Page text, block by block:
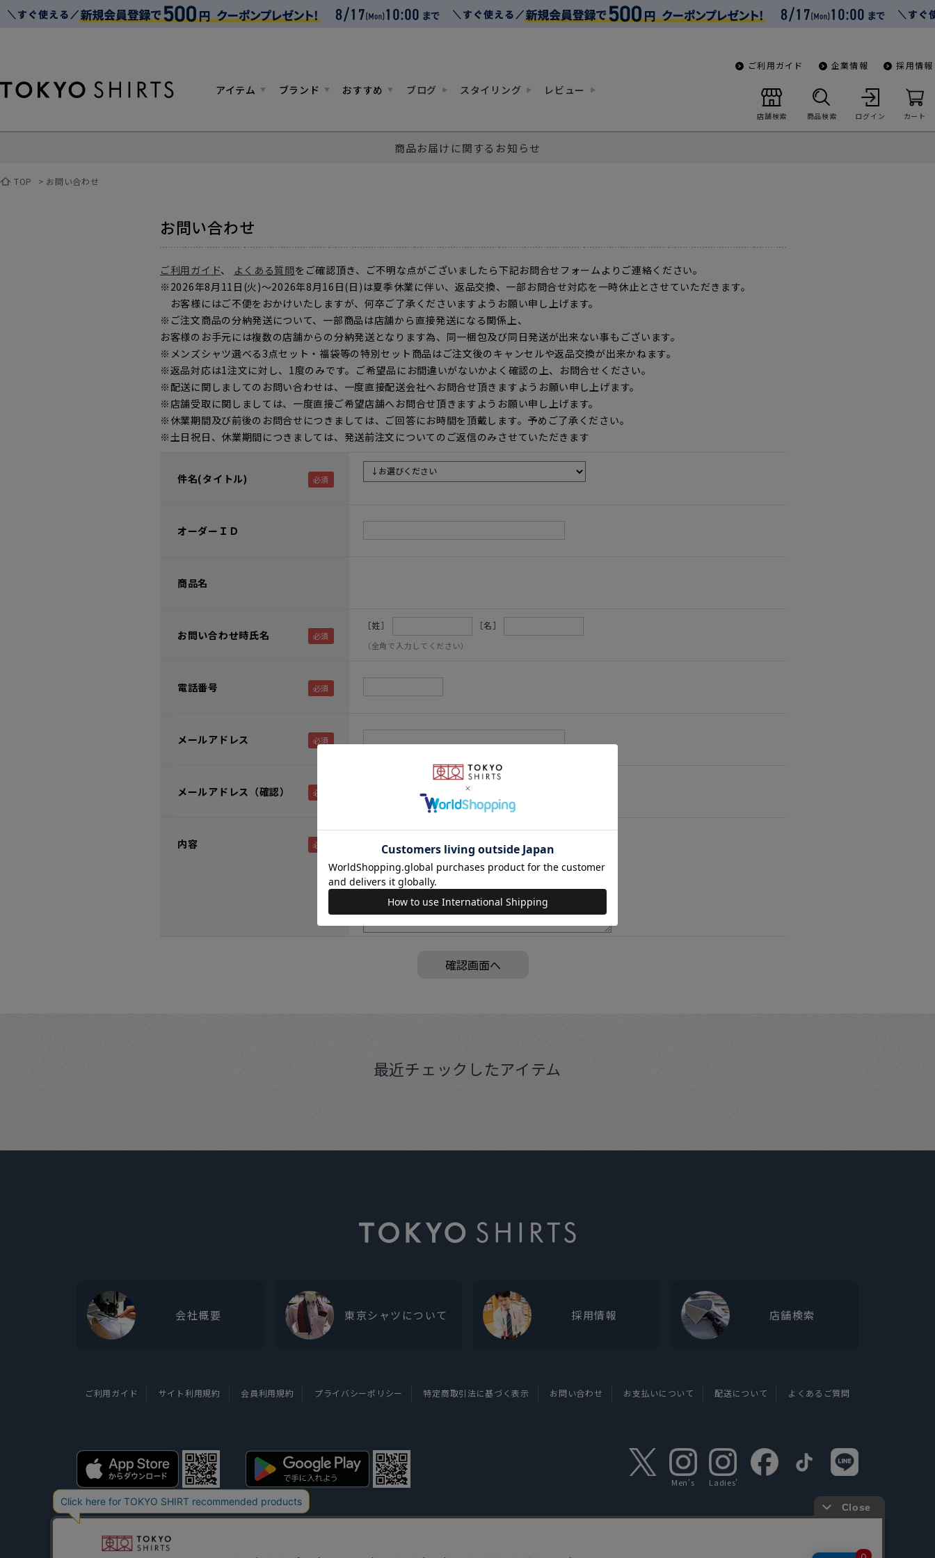
アイテム ブランド おすすめ ブログ スタイリング レビュー
ご利用ガイド 企業情報 採用情報
店舗検索 商品検索 ログイン カート
商品お届けに関するお知らせ
TOP > お問い合わせ
お問い合わせ
ご利用ガイド、 よくある質問をご確認頂き、ご不明な点がございましたら下記お問合せフォームよりご連絡ください。
※2026年8月11日(火)～2026年8月16日(日)は夏季休業に伴い、返品交換、一部お問合せ対応を一時休止とさせていただきます。
お客様にはご不便をおかけいたしますが、何卒ご了承くださいますようお願い申し上げます。
※ご注文商品の分納発送について、一部商品は店舗から直接発送になる関係上、
お客様のお手元には複数の店舗からの分納発送となります為、同一梱包及び同日発送が出来ない事もございます。
※メンズシャツ選べる3点セット・福袋等の特別セット商品はご注文後のキャンセルや返品交換が出来かねます。
※返品対応は1注文に対し、1度のみです。ご希望品にお間違いがないかよく確認の上、お問合せください。
※配送に関しましてのお問い合わせは、一度直接配送会社へお問合せ頂きますようお願い申し上げます。
※店舗受取に関しましては、一度直接ご希望店舗へお問合せ頂きますようお願い申し上げます。
※休業期間及び前後のお問合せにつきましては、ご回答にお時間を頂戴します。予めご了承ください。
※土日祝日、休業期間につきましては、発送前注文についてのご返信のみさせていただきます
件名(タイトル)
オーダーＩＤ
商品名
お問い合わせ時氏名
［姓］ ［名］
（全角で入力してください）
電話番号
メールアドレス
メールアドレス（確認）
（メールアドレス確認のため再度入力をお願いします)
内容
最近チェックしたアイテム
会社概要 東京シャツについて 採用情報 店舗検索
ご利用ガイド サイト利用規約 会員利用規約 プライバシーポリシー 特定商取引法に基づく表示 お問い合わせ お支払いについて 配送について よくあるご質問
Men's Ladies'